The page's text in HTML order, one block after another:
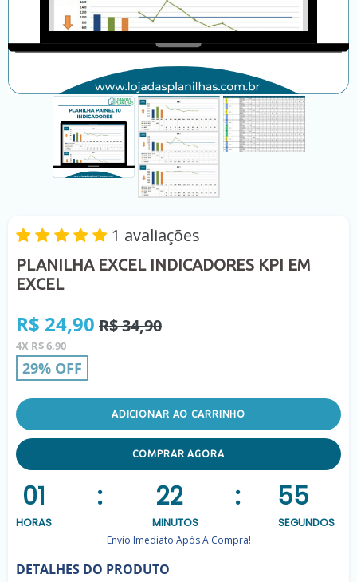
1 avaliações
PLANILHA EXCEL INDICADORES KPI EM
EXCEL
Preço
normal
R$ 24,90 R$ 34,90
4X R$ 6,90
29% OFF
ADICIONAR AO CARRINHO
COMPRAR AGORA
01 : 22 : 54
HORAS MINUTOS SEGUNDOS
Envio Imediato Após A Compra!
DETALHES DO PRODUTO